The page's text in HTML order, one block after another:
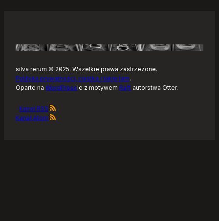
silva rerum © 2025. Wszelkie prawa zastrzeżone.
Polityka prywatności, ciastka i takie tam.
Oparte na WordPressie z motywem Raft autorstwa Otter.
Kanał RSS
Kanał Atom